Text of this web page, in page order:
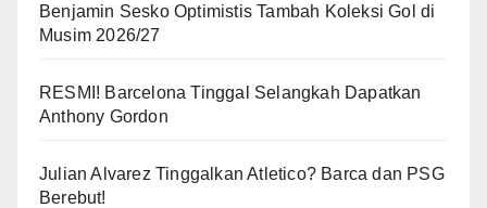
Benjamin Sesko Optimistis Tambah Koleksi Gol di
Musim 2026/27
RESMI! Barcelona Tinggal Selangkah Dapatkan
Anthony Gordon
Julian Alvarez Tinggalkan Atletico? Barca dan PSG
Berebut!